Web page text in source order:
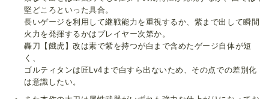
堅どころといった具合。
長いゲージを利用して継戦能力を重視するか、紫まで出して瞬間
火力を発揮するかはプレイヤー次第か。
轟刀【餓虎】改は素で紫を持つが白まで含めたゲージ自体が短
く、
ゴルティタンは匠Lv4まで白すら出ないため、その点での差別化
は意識したい。